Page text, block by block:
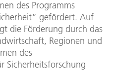
des Programms
gefördert. Auf
die Förderung durch das
Regionen und
des
Sicherheitsforschung